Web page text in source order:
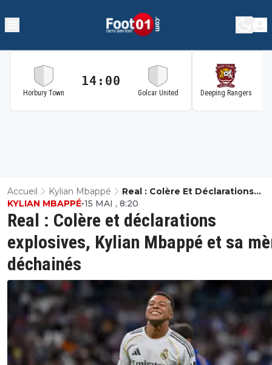
Horbury Town
14:00
Golcar United Deeping Rangers
Accueil Kylian Mbappé
Real : Colère Et Déclarations
Explosives, Kylian Mbappé Et Sa
Déchainés
Real : Colère et déclarations
explosives, Kylian Mbappé et sa
déchainés
KYLIAN MBAPPÉ•15 MAI , 8:20